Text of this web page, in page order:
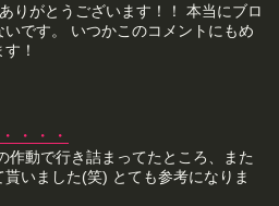
りがとうございます！！ 本当にブロ
です。 いつかこのコメントにもめ
！
・・・
作動で行き詰まってたところ、また
いました(笑) とても参考になりま